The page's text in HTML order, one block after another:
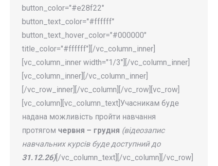
button_color="#e28f22"
button_text_color="#ffffff"
button_text_hover_color="#000000"
title_color="#ffffff"][/vc_column_inner]
[vc_column_inner width="1/3"][/vc_column_inner]
[vc_column_inner][/vc_column_inner]
[/vc_row_inner][/vc_column][/vc_row][vc_row]
[vc_column][vc_column_text]Учасникам буде
надана можливість пройти навчання
протягом червня – грудня (відеозапис
навчальних курсів буде доступний до
31.12.26) [/vc_column_text][/vc_column][/vc_row]